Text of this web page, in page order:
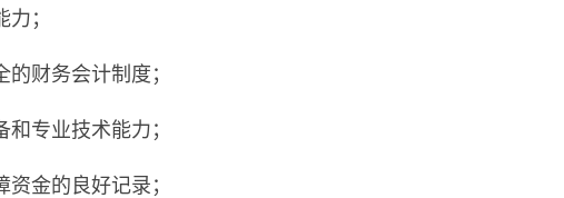
；
的财务会计制度；
和专业技术能力；
资金的良好记录；